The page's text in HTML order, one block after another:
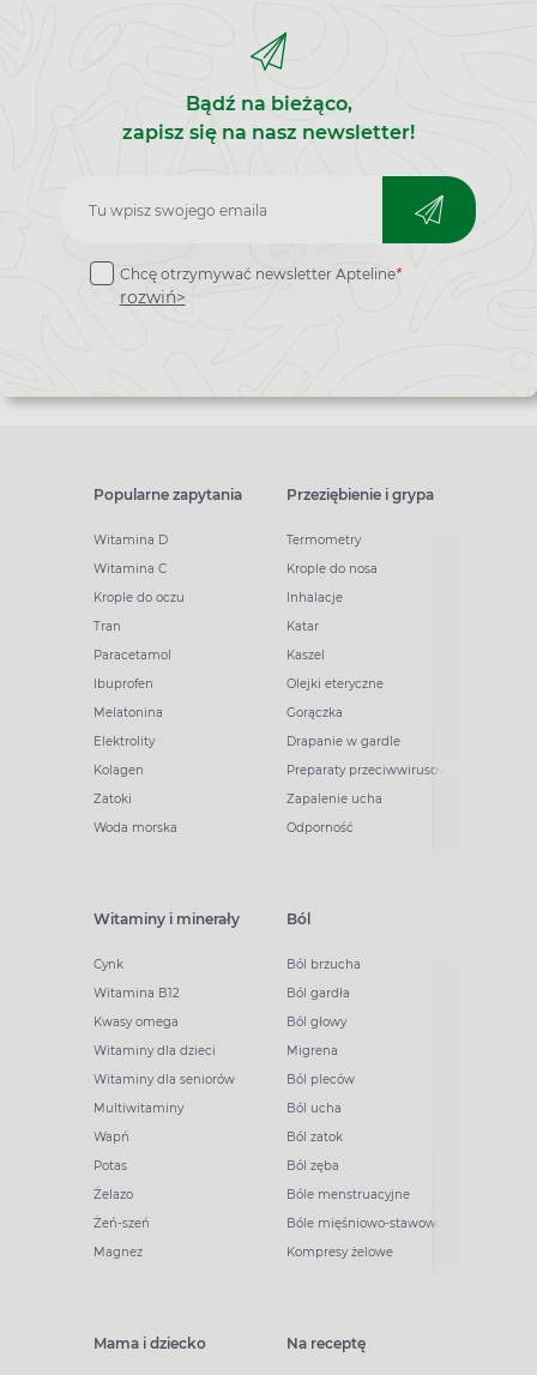
Bądź na bieżąco,
zapisz się na nasz newsletter!
Zapisz
do
newslettera
Chcę otrzymywać newsletter Apteline*
rozwiń>
Popularne zapytania
Witamina D
Witamina C
Krople do oczu
Tran
Paracetamol
Ibuprofen
Melatonina
Elektrolity
Kolagen
Zatoki
Woda morska
Przeziębienie i grypa
Termometry
Krople do nosa
Inhalacje
Katar
Kaszel
Olejki eteryczne
Gorączka
Drapanie w gardle
Preparaty przeciwwirusowe
Zapalenie ucha
Odporność
Witaminy i minerały
Cynk
Witamina B12
Kwasy omega
Witaminy dla dzieci
Witaminy dla seniorów
Multiwitaminy
Wapń
Potas
Żelazo
Żeń-szeń
Magnez
Ból
Ból brzucha
Ból gardła
Ból głowy
Migrena
Ból pleców
Ból ucha
Ból zatok
Ból zęba
Bóle menstruacyjne
Bóle mięśniowo-stawowe
Kompresy żelowe
Mama i dziecko Na receptę